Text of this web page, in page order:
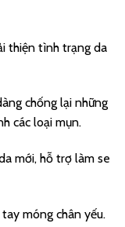
thiện tình trạng da
chống lại những
các loại mụn.
mới, hỗ trợ làm se
móng chân yếu.